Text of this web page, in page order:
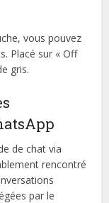
vous pouvez
Placé sur « Off
gris.
de chat via
rencontré
par le